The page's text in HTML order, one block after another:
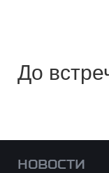
До
НОВОСТИ